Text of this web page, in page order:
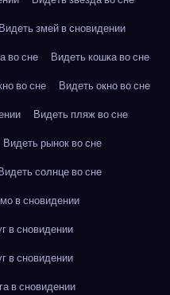
Видеть змей в сновидении
во сне
Видеть кошка во сне
во сне
Видеть окно во сне
Видеть пляж во сне
Видеть рынок во сне
солнце во сне
в сновидении
в сновидении
в сновидении
в сновидении